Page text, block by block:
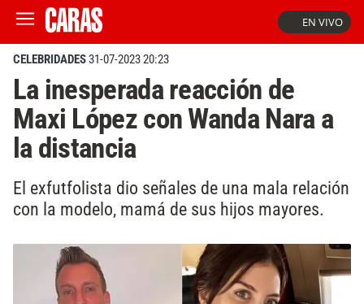
EN VIVO
CELEBRIDADES31-07-2023 20:23
La inesperada reacción de
Maxi López con Wanda Nara a
la distancia
El exfutfolista dio señales de una mala relación
con la modelo, mamá de sus hijos mayores.